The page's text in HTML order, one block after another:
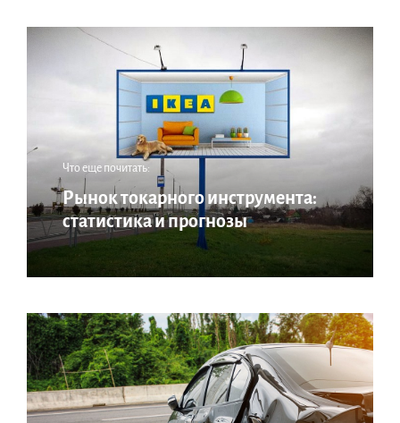
Что еще почитать:
Рынок токарного инструмента:
статистика и прогнозы